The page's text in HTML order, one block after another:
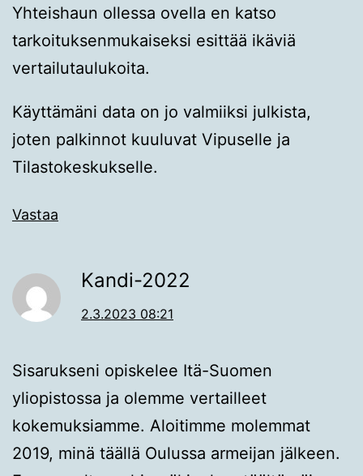
Yhteishaun ollessa ovella en katso
tarkoituksenmukaiseksi esittää ikäviä
vertailutaulukoita.
Käyttämäni data on jo valmiiksi julkista,
joten palkinnot kuuluvat Vipuselle ja
Tilastokeskukselle.
Vastaa
Kandi-2022
2.3.2023 08:21
Sisarukseni opiskelee Itä-Suomen
yliopistossa ja olemme vertailleet
kokemuksiamme. Aloitimme molemmat
2019, minä täällä Oulussa armeijan jälkeen.